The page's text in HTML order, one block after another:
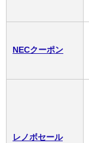
NECクーポン
レノボセール